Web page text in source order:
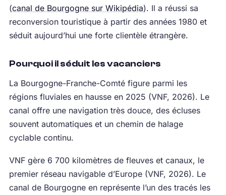
(canal de Bourgogne sur Wikipédia). Il a réussi sa
reconversion touristique à partir des années 1980 et
séduit aujourd’hui une forte clientèle étrangère.
Pourquoi il séduit les vacanciers
La Bourgogne-Franche-Comté figure parmi les
régions fluviales en hausse en 2025 (VNF, 2026). Le
canal offre une navigation très douce, des écluses
souvent automatiques et un chemin de halage
cyclable continu.
VNF gère 6 700 kilomètres de fleuves et canaux, le
premier réseau navigable d’Europe (VNF, 2026). Le
canal de Bourgogne en représente l’un des tracés les